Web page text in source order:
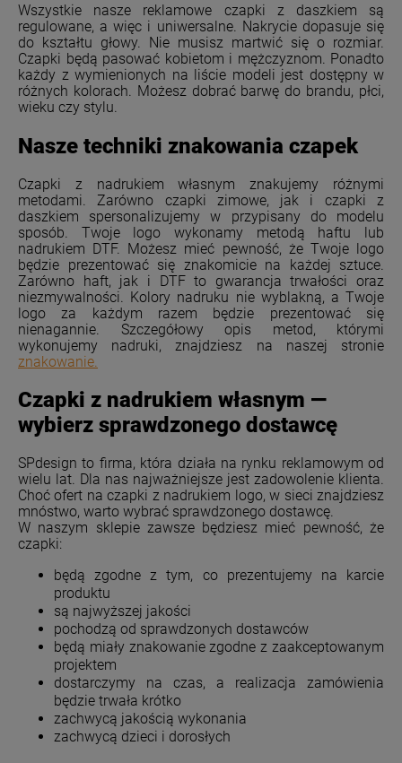
Wszystkie nasze reklamowe czapki z daszkiem są
regulowane, a więc i uniwersalne. Nakrycie dopasuje się
do kształtu głowy. Nie musisz martwić się o rozmiar.
Czapki będą pasować kobietom i mężczyznom. Ponadto
każdy z wymienionych na liście modeli jest dostępny w
różnych kolorach. Możesz dobrać barwę do brandu, płci,
wieku czy stylu.
Nasze techniki znakowania czapek
Czapki z nadrukiem własnym znakujemy różnymi
metodami. Zarówno czapki zimowe, jak i czapki z
daszkiem spersonalizujemy w przypisany do modelu
sposób. Twoje logo wykonamy metodą haftu lub
nadrukiem DTF. Możesz mieć pewność, że Twoje logo
będzie prezentować się znakomicie na każdej sztuce.
Zarówno haft, jak i DTF to gwarancja trwałości oraz
niezmywalności. Kolory nadruku nie wyblakną, a Twoje
logo za każdym razem będzie prezentować się
nienagannie. Szczegółowy opis metod, którymi
wykonujemy nadruki, znajdziesz na naszej stronie
znakowanie.
Czapki z nadrukiem własnym —
wybierz sprawdzonego dostawcę
SPdesign to firma, która działa na rynku reklamowym od
wielu lat. Dla nas najważniejsze jest zadowolenie klienta.
Choć ofert na czapki z nadrukiem logo, w sieci znajdziesz
mnóstwo, warto wybrać sprawdzonego dostawcę.
W naszym sklepie zawsze będziesz mieć pewność, że
czapki:
będą zgodne z tym, co prezentujemy na karcie
produktu
są najwyższej jakości
pochodzą od sprawdzonych dostawców
będą miały znakowanie zgodne z zaakceptowanym
projektem
dostarczymy na czas, a realizacja zamówienia
będzie trwała krótko
zachwycą jakością wykonania
zachwycą dzieci i dorosłych